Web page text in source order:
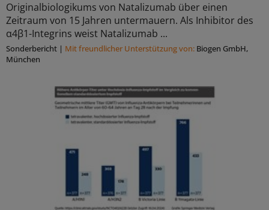
Originalbiologikums von Natalizumab über einen
Zeitraum von 15 Jahren untermauern. Als Inhibitor des
α4β1-Integrins weist Natalizumab ...
Sonderbericht | Mit freundlicher Unterstützung von: Biogen GmbH,
München